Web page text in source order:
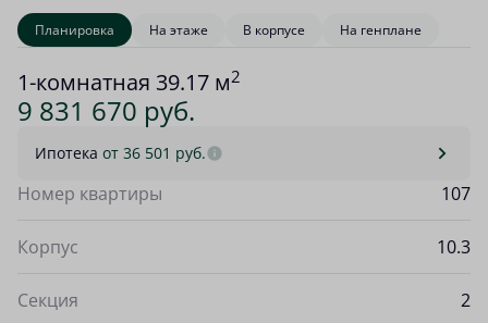
Планировка На этаже В корпусе На генплане
1-комнатная 39.17 м2
9 831 670 руб.
Ипотека от 36 501 руб.
Номер квартиры 107
Корпус 10.3
Секция 2